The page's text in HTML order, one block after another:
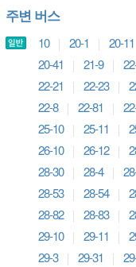
주변 버스
10 20-1 20-11
20-41
21-9
22-21
22-23
22-8
22-81
25-10
25-11
26-10
26-12
28-30
28-4
28-53
28-54
28-82
28-83
29-10
29-11
29-3
29-31